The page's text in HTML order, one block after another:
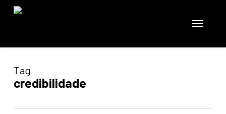
Skip
Menu
Tag
credibilidade